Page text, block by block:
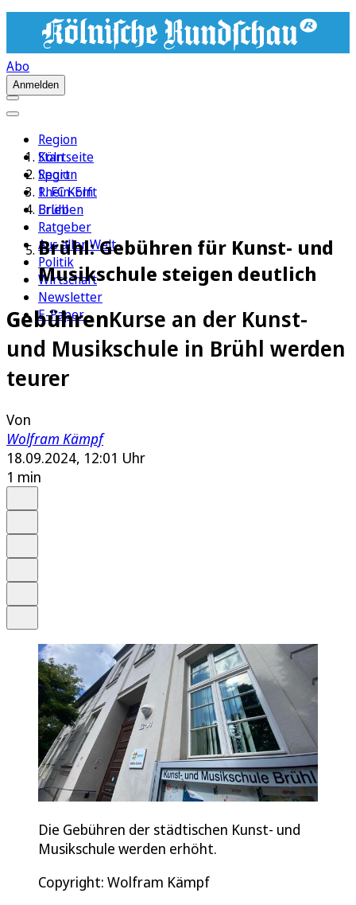
Abo
Anmelden
Region
Köln
Sport
1. FC Köln
Erleben
Ratgeber
Aus aller Welt
Politik
Wirtschaft
Newsletter
E-Paper
Startseite
Region
Rhein-Erft
Brühl
Brühl: Gebühren für Kunst- und
Musikschule steigen deutlich
GebührenKurse an der Kunst-
und Musikschule in Brühl werden
teurer
Von
Wolfram Kämpf
18.09.2024, 12:01 Uhr
1 min
Die Gebühren der städtischen Kunst- und
Musikschule werden erhöht.
Copyright: Wolfram Kämpf